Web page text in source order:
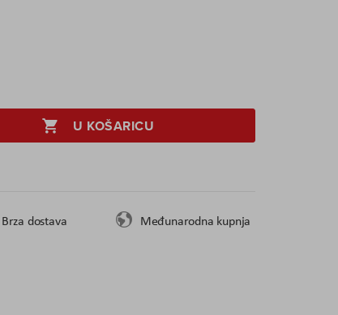
U KOŠARICU
Brza dostava Međunarodna kupnja